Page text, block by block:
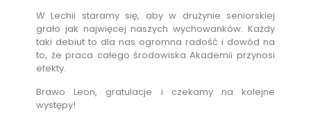
W Lechii staramy się, aby w drużynie seniorskiej
grało jak najwięcej naszych wychowanków. Każdy
taki debiut to dla nas ogromna radość i dowód na
to, że praca całego środowiska Akademii przynosi
efekty.
Brawo Leon, gratulacje i czekamy na kolejne
występy!